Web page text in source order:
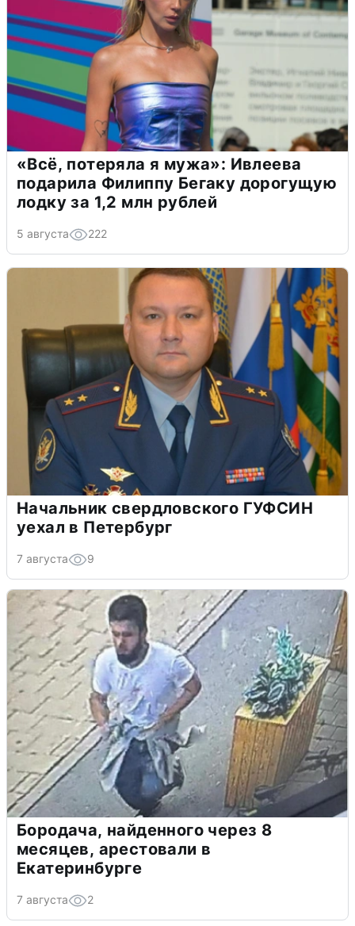
«Всё, потеряла я мужа»: Ивлеева
подарила Филиппу Бегаку дорогущую
лодку за 1,2 млн рублей
5 августа 222
Начальник свердловского ГУФСИН
уехал в Петербург
7 августа 9
Бородача, найденного через 8
месяцев, арестовали в
Екатеринбурге
7 августа 2